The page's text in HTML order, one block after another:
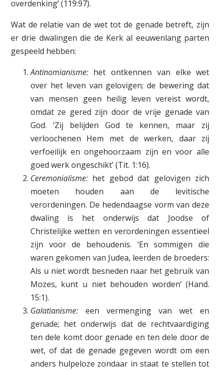
overdenking’ (119:97).
Wat de relatie van de wet tot de genade betreft, zijn
er drie dwalingen die de Kerk al eeuwenlang parten
gespeeld hebben:
Antinomianisme:het ontkennen van elke wet
over het leven van gelovigen; de bewering dat
van mensen geen heilig leven vereist wordt,
omdat ze gered zijn door de vrije genade van
God. ‘Zij belijden God te kennen, maar zij
verloochenen Hem met de werken, daar zij
verfoeilijk en ongehoorzaam zijn en voor alle
goed werk ongeschikt’ (Tit. 1:16).
Ceremonialisme:het gebod dat gelovigen zich
moeten houden aan de levitische
verordeningen. De hedendaagse vorm van deze
dwaling is het onderwijs dat Joodse of
Christelijke wetten en verordeningen essentieel
zijn voor de behoudenis. ‘En sommigen die
waren gekomen van Judea, leerden de broeders:
Als u niet wordt besneden naar het gebruik van
Mozes, kunt u niet behouden worden’ (Hand.
15:1).
Galatianisme:een vermenging van wet en
genade; het onderwijs dat de rechtvaardiging
ten dele komt door genade en ten dele door de
wet, of dat de genade gegeven wordt om een
anders hulpeloze zondaar in staat te stellen tot